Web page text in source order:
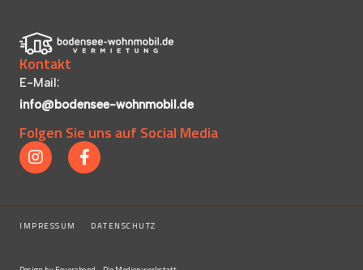
Kontakt
E-Mail:
info@bodensee-wohnmobil.de
Folgen Sie uns auf Social Media
IMPRESSUM DATENSCHUTZ